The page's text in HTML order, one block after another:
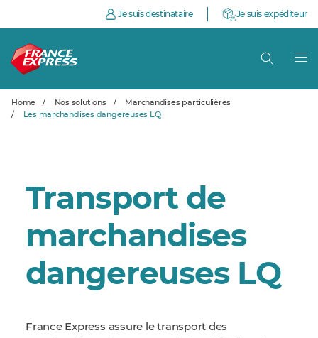
Je suis destinataire Je suis expéditeur
Home / Nos solutions /
Marchandises particulières
/
Les marchandises dangereuses LQ
Transport de
marchandises
dangereuses LQ
France Express assure le transport des